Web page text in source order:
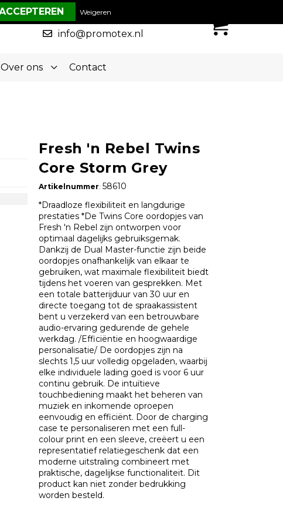
050-5773636
info@promotex.nl
Over ons Contact
Fresh 'n Rebel Twins
Core Storm Grey
Artikelnummer: 58610
*Draadloze flexibiliteit en langdurige
prestaties *De Twins Core oordopjes van
Fresh 'n Rebel zijn ontworpen voor
optimaal dagelijks gebruiksgemak.
Dankzij de Dual Master-functie zijn beide
oordopjes onafhankelijk van elkaar te
gebruiken, wat maximale flexibiliteit biedt
tijdens het voeren van gesprekken. Met
een totale batterijduur van 30 uur en
directe toegang tot de spraakassistent
bent u verzekerd van een betrouwbare
audio-ervaring gedurende de gehele
werkdag. /Efficiëntie en hoogwaardige
personalisatie/ De oordopjes zijn na
slechts 1,5 uur volledig opgeladen, waarbij
elke individuele lading goed is voor 6 uur
continu gebruik. De intuïtieve
touchbediening maakt het beheren van
muziek en inkomende oproepen
eenvoudig en efficiënt. Door de charging
case te personaliseren met een full-
colour print en een sleeve, creëert u een
representatief relatiegeschenk dat een
moderne uitstraling combineert met
praktische, dagelijkse functionaliteit. Dit
product kan niet zonder bedrukking
worden besteld.
Weigeren